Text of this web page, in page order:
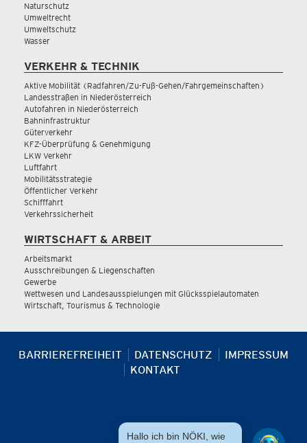
Naturschutz
Umweltrecht
Umweltschutz
Wasser
VERKEHR & TECHNIK
Aktive Mobilität (Radfahren/Zu-Fuß-Gehen/Fahrgemeinschaften)
Landesstraßen in Niederösterreich
Autofahren in Niederösterreich
Bahninfrastruktur
Güterverkehr
KFZ-Überprüfung & Genehmigung
LKW Verkehr
Luftfahrt
Mobilitätsstrategie
Öffentlicher Verkehr
Schifffahrt
Verkehrssicherheit
WIRTSCHAFT & ARBEIT
Arbeitsmarkt
Ausschreibungen & Liegenschaften
Gewerbe
Wettwesen und Landesausspielungen mit Glücksspielautomaten
Wirtschaft, Tourismus & Technologie
BARRIEREFREIHEIT DATENSCHUTZ
IMPRESSUM
KONTAKT
Hallo ich bin NÖKI, wie